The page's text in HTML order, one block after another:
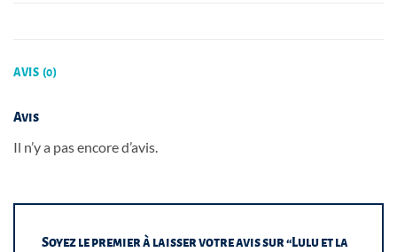
AVIS (0)
Avis
Il n’y a pas encore d’avis.
Soyez le premier à laisser votre avis sur “Lulu et la